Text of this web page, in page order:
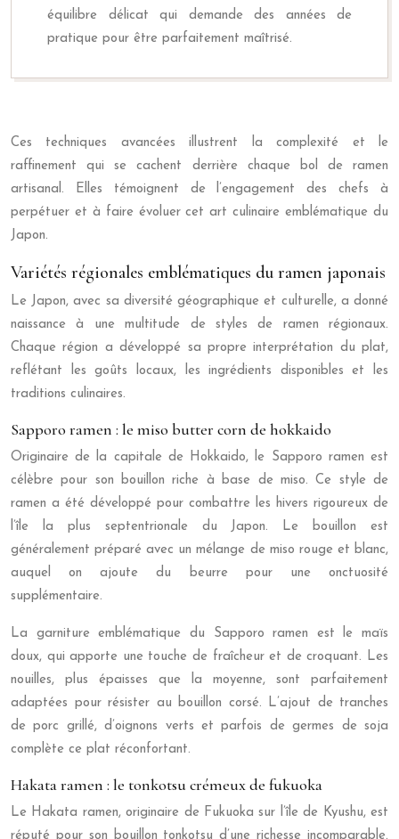
équilibre délicat qui demande des années de
pratique pour être parfaitement maîtrisé.
Ces techniques avancées illustrent la complexité et le
raffinement qui se cachent derrière chaque bol de ramen
artisanal. Elles témoignent de l’engagement des chefs à
perpétuer et à faire évoluer cet art culinaire emblématique du
Japon.
Variétés régionales emblématiques du ramen japonais
Le Japon, avec sa diversité géographique et culturelle, a donné
naissance à une multitude de styles de ramen régionaux.
Chaque région a développé sa propre interprétation du plat,
reflétant les goûts locaux, les ingrédients disponibles et les
traditions culinaires.
Sapporo ramen : le miso butter corn de hokkaido
Originaire de la capitale de Hokkaido, le Sapporo ramen est
célèbre pour son bouillon riche à base de miso. Ce style de
ramen a été développé pour combattre les hivers rigoureux de
l’île la plus septentrionale du Japon. Le bouillon est
généralement préparé avec un mélange de miso rouge et blanc,
auquel on ajoute du beurre pour une onctuosité
supplémentaire.
La garniture emblématique du Sapporo ramen est le maïs
doux, qui apporte une touche de fraîcheur et de croquant. Les
nouilles, plus épaisses que la moyenne, sont parfaitement
adaptées pour résister au bouillon corsé. L’ajout de tranches
de porc grillé, d’oignons verts et parfois de germes de soja
complète ce plat réconfortant.
Hakata ramen : le tonkotsu crémeux de fukuoka
Le Hakata ramen, originaire de Fukuoka sur l’île de Kyushu, est
réputé pour son bouillon tonkotsu d’une richesse incomparable.